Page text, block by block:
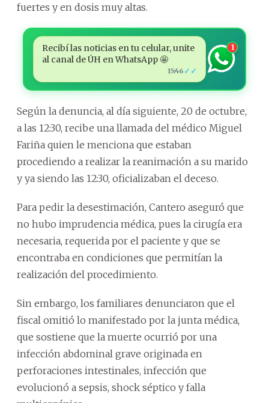
fuertes y en dosis muy altas.
Recibí las noticias en tu celular, unite
al canal de ÚH en WhatsApp 🤩
15:46 ✓✓
1
Según la denuncia, al día siguiente, 20 de octubre,
a las 12:30, recibe una llamada del médico Miguel
Fariña quien le menciona que estaban
procediendo a realizar la reanimación a su marido
y ya siendo las 12:30, oficializaban el deceso.
Para pedir la desestimación, Cantero aseguró que
no hubo imprudencia médica, pues la cirugía era
necesaria, requerida por el paciente y que se
encontraba en condiciones que permitían la
realización del procedimiento.
Sin embargo, los familiares denunciaron que el
fiscal omitió lo manifestado por la junta médica,
que sostiene que la muerte ocurrió por una
infección abdominal grave originada en
perforaciones intestinales, infección que
evolucionó a sepsis, shock séptico y falla